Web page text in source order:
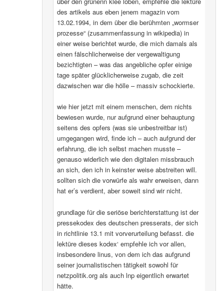
des artikels aus eben jenem magazin vom
13.02.1994, in dem über die berühmten „wormser
prozesse“ (zusammenfassung in wikipedia) in
einer weise berichtet wurde, die mich damals als
einen fälschlicherweise der vergewaltigung
bezichtigten – was das angebliche opfer einige
tage später glücklicherweise zugab, die zeit
dazwischen war die hölle – massiv schockierte.
wie hier jetzt mit einem menschen, dem nichts
bewiesen wurde, nur aufgrund einer behauptung
seitens des opfers (was sie unbestreitbar ist)
umgegangen wird, finde ich – auch aufgrund der
erfahrung, die ich selbst machen musste –
genauso widerlich wie den digitalen missbrauch
an sich, den ich in keinster weise abstreiten will.
sollten sich die vorwürfe als wahr erweisen, dann
hat er’s verdient, aber soweit sind wir nicht.
grundlage für die seriöse berichterstattung ist der
pressekodex des deutschen presserats, der sich
in richtlinie 13.1 mit vorverurteilung befasst. die
lektüre dieses kodex‘ empfehle ich vor allen,
insbesondere linus, von dem ich das aufgrund
seiner journalistischen tätigkeit sowohl für
netzpolitik.org als auch lnp eigentlich erwartet
hätte.